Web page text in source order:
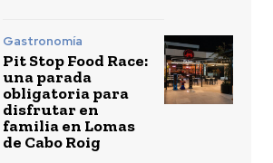
Gastronomía
Pit Stop Food Race:
una parada
obligatoria para
disfrutar en
familia en Lomas
de Cabo Roig